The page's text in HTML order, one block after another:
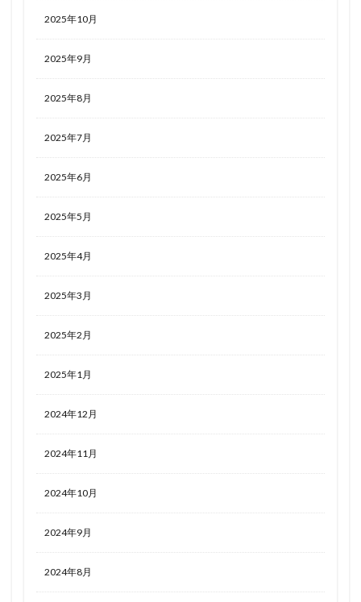
2025年10月
2025年9月
2025年8月
2025年7月
2025年6月
2025年5月
2025年4月
2025年3月
2025年2月
2025年1月
2024年12月
2024年11月
2024年10月
2024年9月
2024年8月